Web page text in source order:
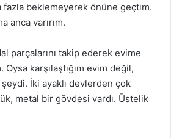
fazla beklemeyerek önüne geçtim.
anca varırım.
parçalarını takip ederek evime
karşılaştığım evim değil,
İki ayaklı devlerden çok
metal bir gövdesi vardı. Üstelik